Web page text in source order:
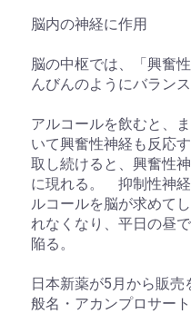
脳内の神経に作用
脳の中枢では、「興奮
んびんのようにバランス
アルコールを飲むと、
いて興奮性神経も反応
取し続けると、興奮性
に現れる。 抑制性神
ルコールを脳が求めて
れなくなり、平日の昼
陥る。
日本新薬が5月から販
般名・アカンプロサー